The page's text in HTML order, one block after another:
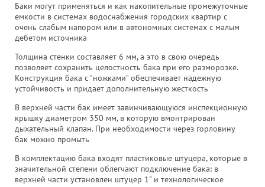
Баки могут применяться и как накопительные промежуточные
емкости в системах водоснабжения городских квартир с
очень слабым напором или в автономных системах с малым
дебетом источника
Толщина стенки составляет 6 мм, а это в свою очередь
позволяет сохранить целостность бака при его разморозке.
Конструкция бака с "ножками" обеспечивает надежную
устойчивость и придает дополнительную жесткость
В верхней части бак имеет завинчивающуюся инспекционную
крышку диаметром 350 мм, в которую вмонтрирован
дыхательный клапан. При необходимости через горловину
бак можно промыть
В комплектацию бака входят пластиковые штуцера, которые в
значительной степени облегчают подключение бака: в
верхней части установлен штуцер 1" и технологическое